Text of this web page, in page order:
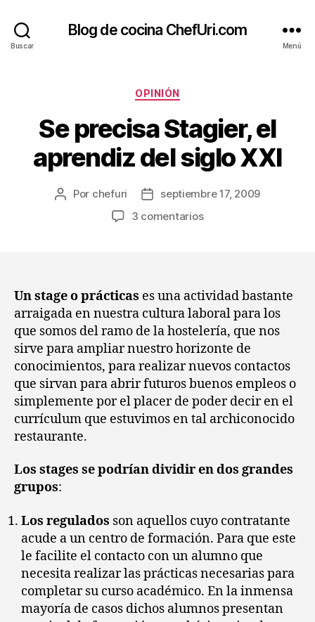
Buscar
Blog de cocina ChefUri.com
Menú
Categorías
OPINIÓN
Se precisa Stagier, el
aprendiz del siglo XXI
Autor
Por chefuri
Fechaseptiembre 17, 2009
3 comentariosen
aprendiz
del
siglo
XXI
Un stage o prácticas es una actividad bastante
arraigada en nuestra cultura laboral para los
que somos del ramo de la hostelería, que nos
sirve para ampliar nuestro horizonte de
conocimientos, para realizar nuevos contactos
que sirvan para abrir futuros buenos empleos o
simplemente por el placer de poder decir en el
currículum que estuvimos en tal archiconocido
restaurante.
Los stages se podrían dividir en dos grandes
grupos:
Los regulados son aquellos cuyo contratante
acude a un centro de formación. Para que este
le facilite el contacto con un alumno que
necesita realizar las prácticas necesarias para
completar su curso académico. En la inmensa
mayoría de casos dichos alumnos presentan